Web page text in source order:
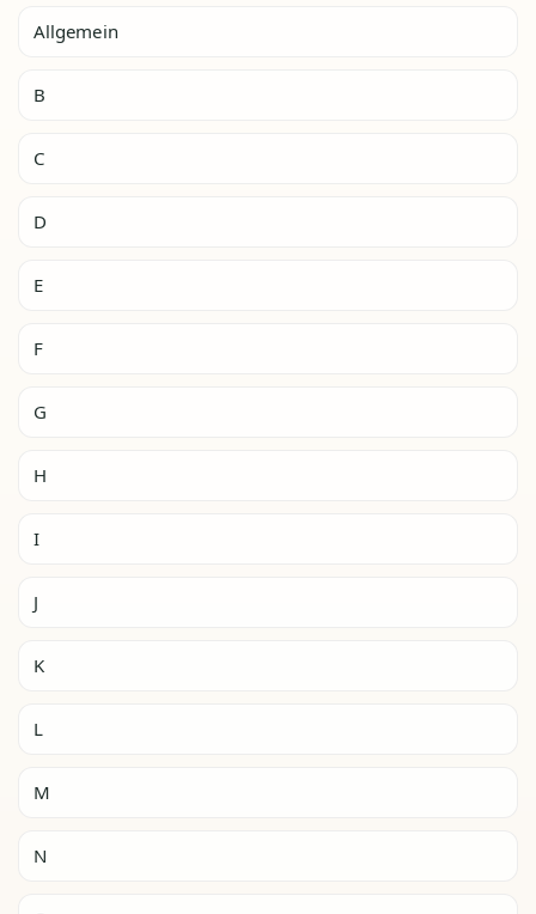
Allgemein
B
C
D
E
F
G
H
I
J
K
L
M
N